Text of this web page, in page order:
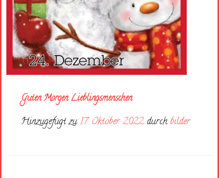
Guten Morgen Lieblingsmenschen
Hinzugefügt zu17. Oktober 2022 durch bilder